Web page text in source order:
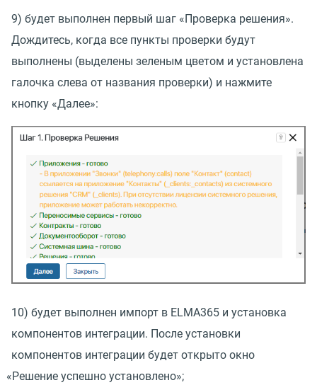
9) будет выполнен первый шаг «Проверка решения».
Дождитесь, когда все пункты проверки будут
выполнены (выделены зеленым цветом и установлена
галочка слева от названия проверки) и нажмите
кнопку «Далее»:
10) будет выполнен импорт в ELMA365 и установка
компонентов интеграции. После установки
компонентов интеграции будет открыто окно
«Решение успешно установлено»;